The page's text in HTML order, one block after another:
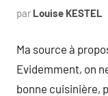
par Louise KESTEL
Ma source à
Evidemment, on
bonne cuisinière,